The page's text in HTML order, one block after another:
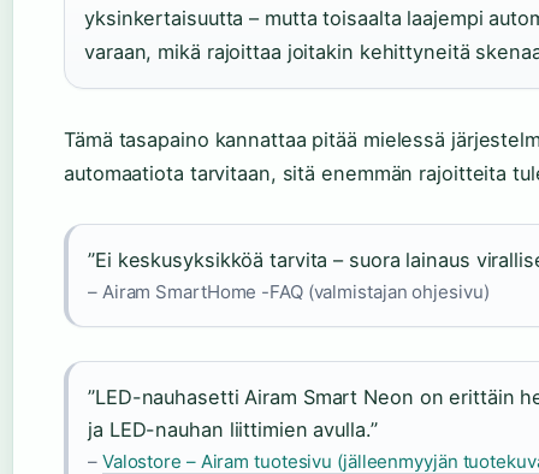
yksinkertaisuutta – mutta toisaalta laajempi
varaan, mikä rajoittaa joitakin kehittyneitä
Tämä tasapaino kannattaa pitää mielessä
automaatiota tarvitaan, sitä enemmän rajoitteita
”Ei keskusyksikköä tarvita – suora lainaus
– Airam SmartHome -FAQ (valmistajan ohjesivu)
”LED-nauhasetti Airam Smart Neon on erittäin
ja LED-nauhan liittimien avulla.”
– Valostore – Airam tuotesivu (jälleenmyyjän